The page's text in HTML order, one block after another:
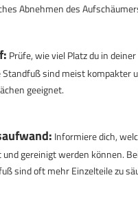
Abnehmen des
Prüfe, wie viel Platz du in
Standfuß sind meist kompakter
geeignet.
Informiere dich,
gereinigt werden können. Bei
sind oft mehr Einzelteile zu